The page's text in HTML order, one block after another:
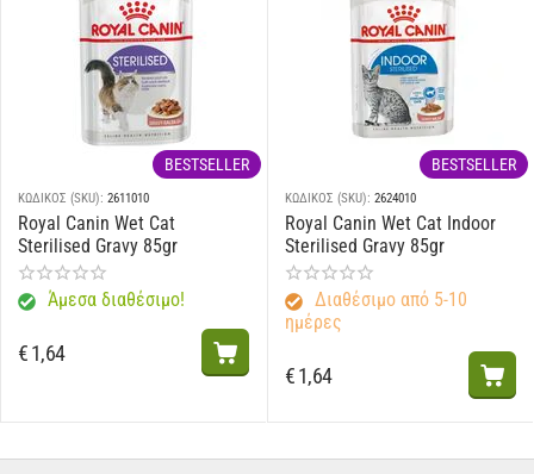
BESTSELLER
ΚΩΔΙΚΟΣ (SKU): 2611010
Royal Canin Wet Cat
Sterilised Gravy 85gr
Άμεσα διαθέσιμο!
€1,64
BESTSELLER
ΚΩΔΙΚΟΣ (SKU): 2624010
Royal Canin Wet Cat Indoor
Sterilised Gravy 85gr
Διαθέσιμο από 5-10
ημέρες
€1,64